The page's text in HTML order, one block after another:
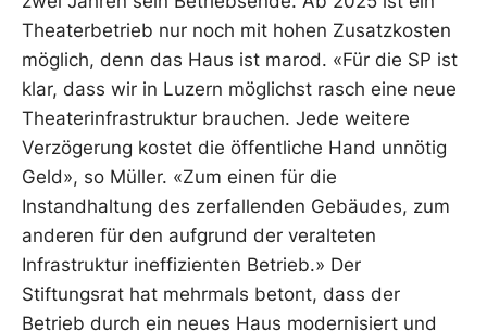
Theaterbetrieb nur noch mit hohen Zusatzkosten
möglich, denn das Haus ist marod. «Für die SP ist
klar, dass wir in Luzern möglichst rasch eine neue
Theaterinfrastruktur brauchen. Jede weitere
Verzögerung kostet die öffentliche Hand unnötig
Geld», so Müller. «Zum einen für die
Instandhaltung des zerfallenden Gebäudes, zum
anderen für den aufgrund der veralteten
Infrastruktur ineffizienten Betrieb.» Der
Stiftungsrat hat mehrmals betont, dass der
Betrieb durch ein neues Haus modernisiert und